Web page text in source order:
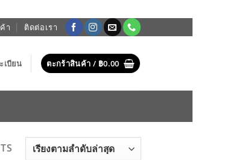
า ติดต่อเรา
เบียน ตะกร้าสินค้า / ฿0.00
SORTED